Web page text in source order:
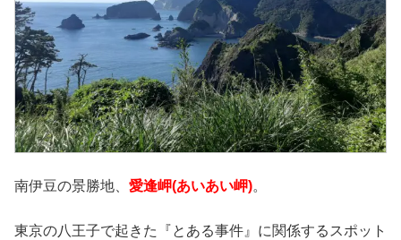
南伊豆の景勝地、 愛逢岬(あいあい岬)。
東京の八王子で起きた『とある事件』に関係するスポット